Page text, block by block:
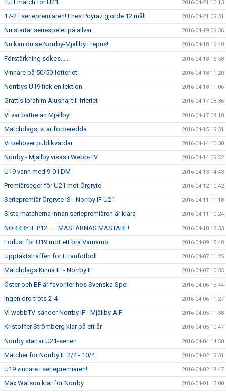
Tuff match för U21 2016-04-21 10:13
17-2 i seriepremiären! Enes Poyraz gjorde 12 mål! 2016-04-21 09:31
Nu startar seriespelet på allvar 2016-04-19 09:36
Nu kan du se Norrby-Mjällby i repris! 2016-04-18 16:48
Förstärkning sökes...... 2016-04-18 15:58
Vinnare på 50/50-lotteriet 2016-04-18 11:20
Norrbys U19 fick en lektion 2016-04-18 11:06
Grattis Ibrahim Alushaj till frieriet 2016-04-17 08:36
Vi var bättre än Mjällby! 2016-04-17 08:18
Matchdags, vi är förberedda 2016-04-15 19:31
Vi behöver publikvärdar 2016-04-14 10:30
Norrby - Mjällby visas i Webb-TV 2016-04-14 09:52
U19 vann med 9-0 i DM 2016-04-13 14:43
Premiärseger för U21 mot Örgryte 2016-04-12 10:42
Seriepremiär Örgryte IS - Norrby IF U21 2016-04-11 11:18
Sista matcherna innan seriepremiären är klara 2016-04-11 10:24
NORRBY IF P12.......MÄSTARNAS MÄSTARE! 2016-04-10 13:33
Förlust för U19 mot ett bra Värnamo. 2016-04-09 15:48
Upptaktsträffen för Ettanfotboll 2016-04-07 11:25
Matchdags Kinna IF - Norrby IF 2016-04-07 10:35
Öster och BP är favoriter hos Svenska Spel 2016-04-06 13:44
Ingen oro trots 2-4 2016-04-06 11:27
Vi webbTV-sänder Norrby IF - Mjällby AIF 2016-04-05 11:38
Kristoffer Strömberg klar på ett år 2016-04-05 10:47
Norrby startar U21-serien 2016-04-04 14:50
Matcher för Norrby IF 2/4 - 10/4 2016-04-02 19:31
U19 vinnare i seriepremiären! 2016-04-02 18:47
Max Watson klar för Norrby 2016-04-01 13:00